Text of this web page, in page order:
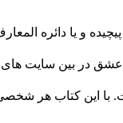
و یا دائره
در بین سایت های
این کتاب هر شخصی